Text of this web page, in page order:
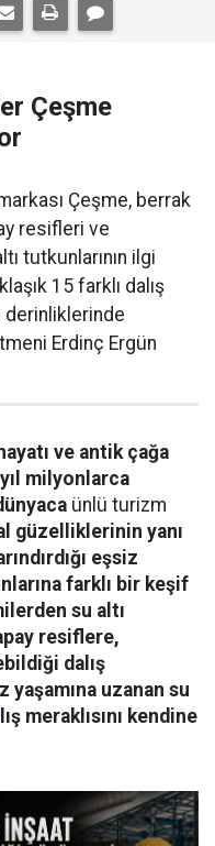
Çeşme
Çeşme, berrak
resifleri ve
tutkunlarının ilgi
15 farklı dalış
derinliklerinde
Erdinç Ergün
ve antik çağa
milyonlarca
ünlü turizm
güzelliklerinin yanı
eşsiz
farklı bir keşif
su altı
resiflere,
dalış
yaşamına uzanan su
meraklısını kendine